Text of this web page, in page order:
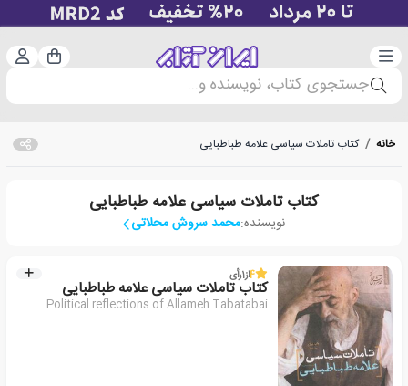
دسته‌بندی سبد
جستجوی کتاب، نویسنده و...
خانه / کتاب تاملات سیاسی علامه طباطبایی
کتاب تاملات سیاسی علامه طباطبایی
نویسنده:محمد سروش محلاتی
4از1رأی
کتاب تاملات سیاسی علامه طباطبایی
Political reflections of Allameh Tabatabai